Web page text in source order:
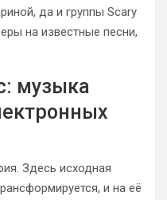
да и группы Scary
на известные песни,
музыка
Здесь исходная
и на её